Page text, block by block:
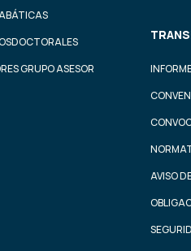
GRUPO ASESOR
AVISO